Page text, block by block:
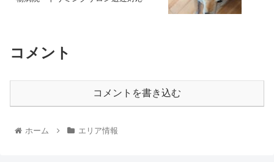
コメント
コメントを書き込む
ホーム エリア情報